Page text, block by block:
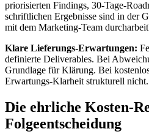
priorisierten Findings, 30-Tage-
schriftlichen Ergebnisse sind in der
mit dem Marketing-Team
Klare Lieferungs-Erwartungen:
definierte Deliverables. Bei
Grundlage für Klärung. Bei
Erwartungs-Klarheit strukturell nicht.
Die ehrliche Kosten-
Folgeentscheidung